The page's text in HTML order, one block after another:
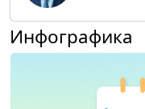
Инфографика